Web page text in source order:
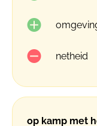
netheid
op kamp met